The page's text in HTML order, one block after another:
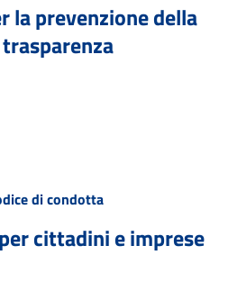
la prevenzione della
di condotta
cittadini e imprese